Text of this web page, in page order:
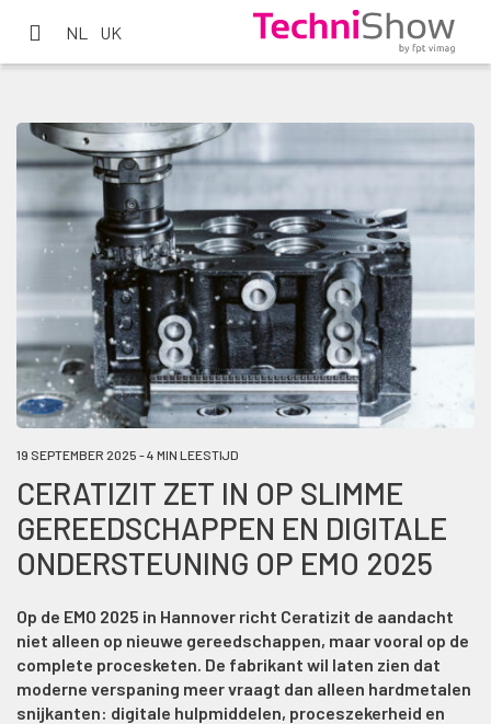
NL UK
19 SEPTEMBER 2025 - 4 MIN LEESTIJD
CERATIZIT ZET IN OP SLIMME
GEREEDSCHAPPEN EN DIGITALE
ONDERSTEUNING OP EMO 2025
Op de EMO 2025 in Hannover richt Ceratizit de aandacht
niet alleen op nieuwe gereedschappen, maar vooral op de
complete procesketen. De fabrikant wil laten zien dat
moderne verspaning meer vraagt dan alleen hardmetalen
snijkanten: digitale hulpmiddelen, proceszekerheid en